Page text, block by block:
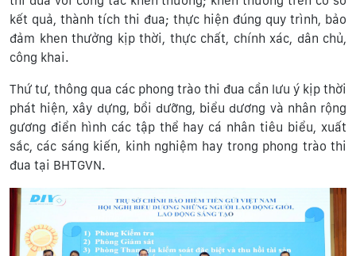
kết quả, thành tích thi đua; thực hiện đúng quy trình, bảo
đảm khen thưởng kịp thời, thực chất, chính xác, dân chủ,
công khai.
Thứ tư, thông qua các phong trào thi đua cần lưu ý kịp thời
phát hiện, xây dựng, bồi dưỡng, biểu dương và nhân rộng
gương điển hình các tập thể hay cá nhân tiêu biểu, xuất
sắc, các sáng kiến, kinh nghiệm hay trong phong trào thi
đua tại BHTGVN.